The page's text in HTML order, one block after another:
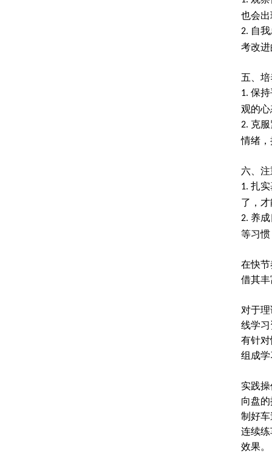
也会出
2. 自
考改进
五、
1. 保
观的心
2. 克
情绪，
六、
1. 扎
了，才
2. 养
等习惯
在快
借其丰
对于
线学
有针
组成学
实践
向盘
制好
连续
效果。